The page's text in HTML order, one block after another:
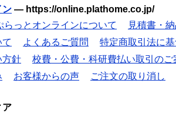
ン — https://online.plathome.co.jp/
らっとオンラインについて
見積書・
よくあるご質問
特定商取引法に
方針
校費・公費・科研費払い取引のご
お客様からの声 ご注文の取り消し
ア